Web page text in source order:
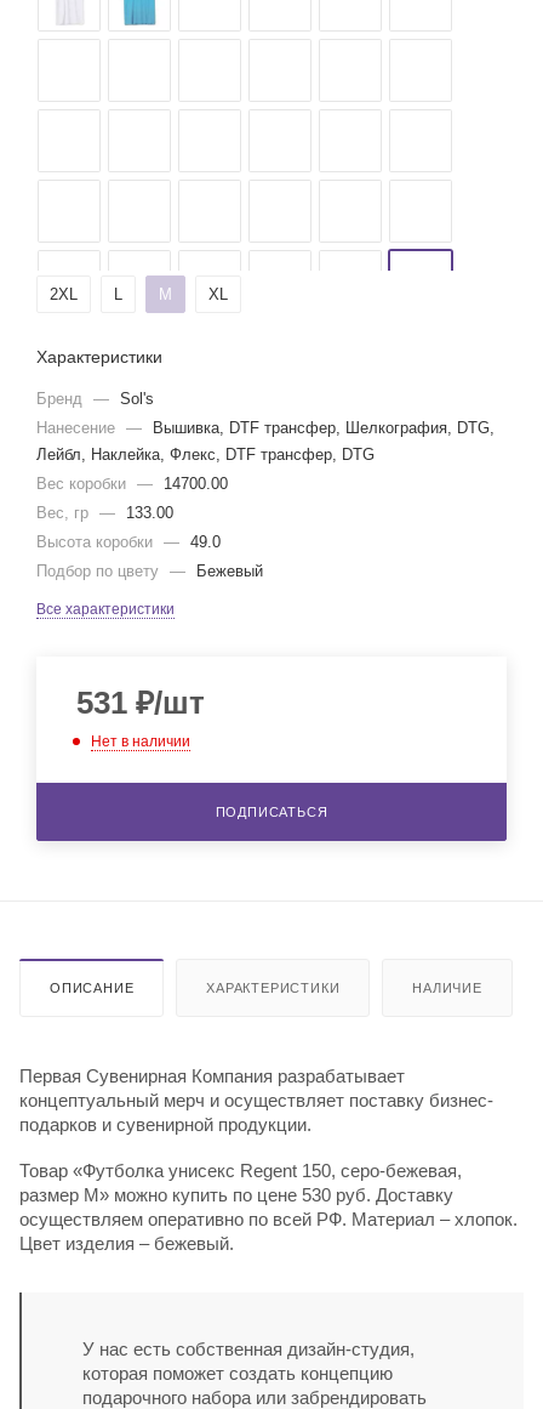
2XL L M XL
Характеристики
Бренд — Sol's
Нанесение —
Вышивка, DTF трансфер, Шелкография, DTG,
Лейбл, Наклейка, Флекс, DTF трансфер, DTG
Вес коробки —
14700.00
Вес, гр —
133.00
Высота коробки — 49.0
Подбор по цвету — Бежевый
Все характеристики
531 ₽/шт
Нет в наличии
ПОДПИСАТЬСЯ
ОПИСАНИЕ ХАРАКТЕРИСТИКИ НАЛИЧИЕ
Первая Сувенирная Компания разрабатывает
концептуальный мерч и осуществляет поставку бизнес-
подарков и сувенирной продукции.
Товар «Футболка унисекс Regent 150, серо-бежевая,
размер M» можно купить по цене 530 руб. Доставку
осуществляем оперативно по всей РФ. Материал – хлопок.
Цвет изделия – бежевый.
У нас есть собственная дизайн-студия,
которая поможет создать концепцию
подарочного набора или забрендировать